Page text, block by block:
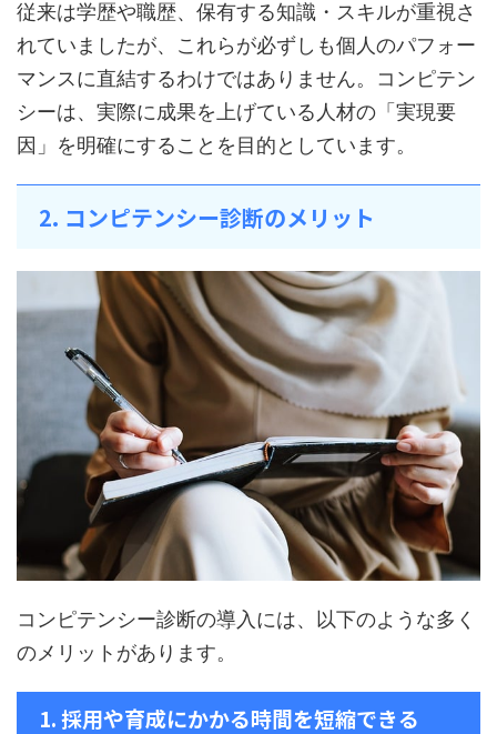
従来は学歴や職歴、保有する知識・スキルが重視さ
れていましたが、これらが必ずしも個人のパフォー
マンスに直結するわけではありません。コンピテン
シーは、実際に成果を上げている人材の「実現要
因」を明確にすることを目的としています。
2. コンピテンシー診断のメリット
コンピテンシー診断の導入には、以下のような多く
のメリットがあります。
1. 採用や育成にかかる時間を短縮できる